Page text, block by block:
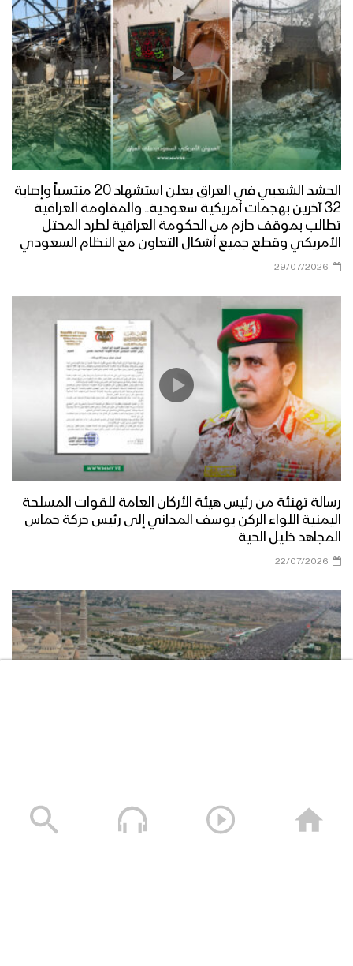
جبهة الجدفر
مأرب – قصيدة شعرية لأحد المجاهدين
بمناسبة عيد الفطر المبارك ودعما
للمقاومة الفلسطينية
مأرب – زيارة عيدية لعدد من قيادات الدعم
والإسناد ووكلاء مؤسسة المياه بأمانة
العاصمة إلى المرابطين في جبهة حريب
مأرب – زيارة عيدية إلى المجاهدين
المرابطين في جبهة العبدية
مأرب – أجواء عيد الفطر المبارك في جبهة
الأقشع
مأرب – أجواء عيد الفطر المبارك في جبهة
الجدفر
عسير – زيارة عيدية لأبناء ووجهاء منطقة
الصحن وقحزة وآل الصيفي وضحيان
للمرابطين في جبهة عسير
عسير – زيارات وقافلة عيدية من مكتب
وابواب الحديد
حجة – مقابلات ورسائل عيدية للمجاهدين
المرابطين في جبهة بني حسن
الحشد الشعبي في العراق يعلن استشهاد 20 منتسباً وإصابة
32 آخرين بهجمات أمريكية سعودية.. والمقاومة العراقية
تطالب بموقف حازم من الحكومة العراقية لطرد المحتل
الأمريكي وقطع جميع أشكال التعاون مع النظام السعودي
29/07/2026
رسالة تهنئة من رئيس هيئة الأركان العامة للقوات المسلحة
اليمنية اللواء الركن يوسف المداني إلى رئيس حركة حماس
المجاهد خليل الحية
22/07/2026
العاصمة صنعاء ومختلف المحافظات – 3 صفر 1448هـ | 17
يوليو 2026م